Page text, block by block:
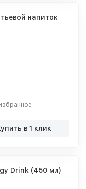
напиток
в 1 клик
Drink (450 мл)